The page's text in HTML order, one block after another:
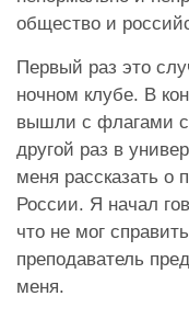
общество и
Первый раз это
ночном клубе. В
вышли с флагами
другой раз в
меня рассказать о
России. Я начал
что не мог
преподаватель
меня.